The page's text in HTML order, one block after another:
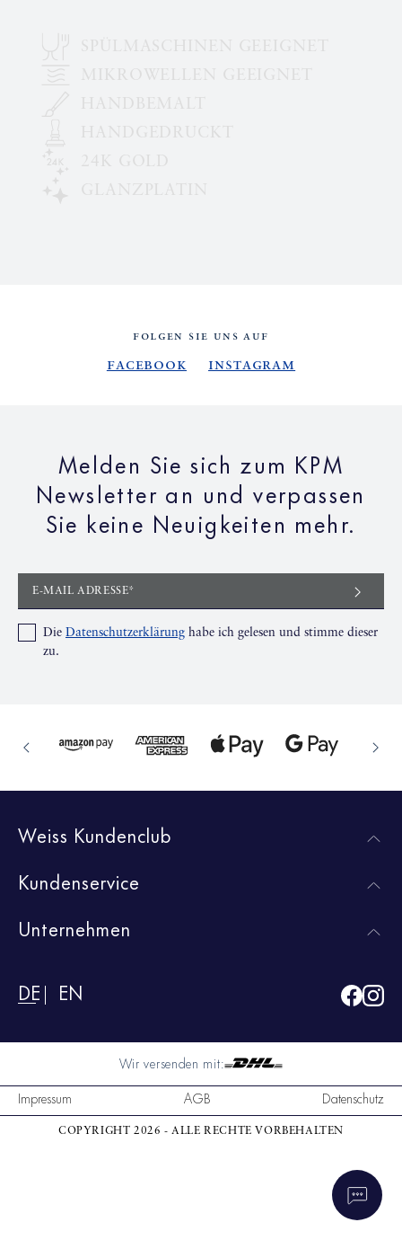
FOLGEN SIE UNS AUF
Facebook Instagram
Melden Sie sich zum KPM
Newsletter an und verpassen
Sie keine Neuigkeiten mehr.
E-MAIL ADRESSE*
Die Datenschutzerklärung habe ich gelesen und stimme dieser
zu.
Weiss Kundenclub
Kundenservice
Unternehmen
DE EN
Wir versenden mit:
Impressum
AGB Datenschutz
COPYRIGHT 2026 - ALLE RECHTE VORBEHALTEN